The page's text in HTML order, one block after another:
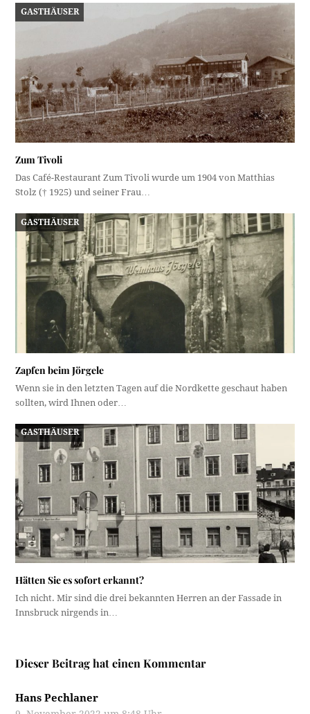
GASTHÄUSER
Zum Tivoli
Das Café-Restaurant Zum Tivoli wurde um 1904 von Matthias
Stolz († 1925) und seiner Frau…
GASTHÄUSER
Zapfen beim Jörgele
Wenn sie in den letzten Tagen auf die Nordkette geschaut haben
sollten, wird Ihnen oder…
GASTHÄUSER
Hätten Sie es sofort erkannt?
Ich nicht. Mir sind die drei bekannten Herren an der Fassade in
Innsbruck nirgends in…
Dieser Beitrag hat einen Kommentar
Hans Pechlaner